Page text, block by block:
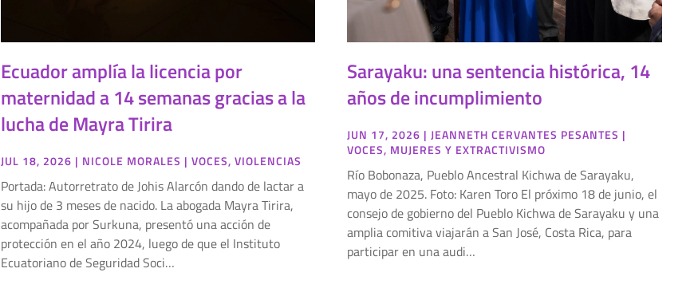
Ecuador amplía la licencia por
maternidad a 14 semanas gracias a la
lucha de Mayra Tirira
JUL 18, 2026 | NICOLE MORALES | VOCES, VIOLENCIAS
Portada: Autorretrato de Johis Alarcón dando de lactar a
su hijo de 3 meses de nacido. La abogada Mayra Tirira,
acompañada por Surkuna, presentó una acción de
protección en el año 2024, luego de que el Instituto
Ecuatoriano de Seguridad Soci…
Sarayaku: una sentencia histórica, 14
años de incumplimiento
JUN 17, 2026 |JEANNETH CERVANTES PESANTES |
VOCES, MUJERES Y EXTRACTIVISMO
Río Bobonaza, Pueblo Ancestral Kichwa de Sarayaku,
mayo de 2025. Foto: Karen Toro El próximo 18 de junio, el
consejo de gobierno del Pueblo Kichwa de Sarayaku y una
amplia comitiva viajarán a San José, Costa Rica, para
participar en una audi…